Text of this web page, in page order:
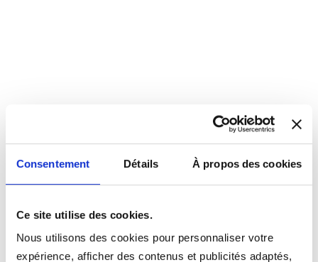
Consentement Détails À propos des cookies
Ce site utilise des cookies.
Nous utilisons des cookies pour personnaliser votre
expérience, afficher des contenus et publicités adaptés,